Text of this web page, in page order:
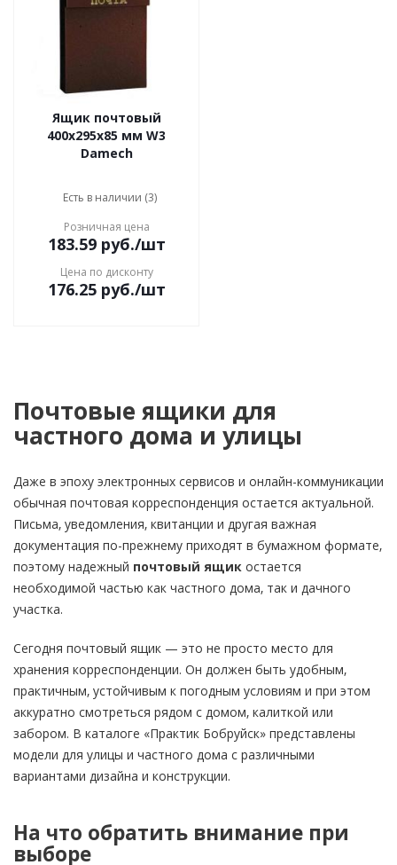
Ящик почтовый
400x295x85 мм W3
Damech
Есть в наличии (3)
Розничная цена
183.59руб./шт
Цена по дисконту
176.25руб./шт
Почтовые ящики для
частного дома и улицы
Даже в эпоху электронных сервисов и онлайн-коммуникации
обычная почтовая корреспонденция остается актуальной.
Письма, уведомления, квитанции и другая важная
документация по-прежнему приходят в бумажном формате,
поэтому надежный почтовый ящик остается
необходимой частью как частного дома, так и дачного
участка.
Сегодня почтовый ящик — это не просто место для
хранения корреспонденции. Он должен быть удобным,
практичным, устойчивым к погодным условиям и при этом
аккуратно смотреться рядом с домом, калиткой или
забором. В каталоге «Практик Бобруйск» представлены
модели для улицы и частного дома с различными
вариантами дизайна и конструкции.
На что обратить внимание при
выборе